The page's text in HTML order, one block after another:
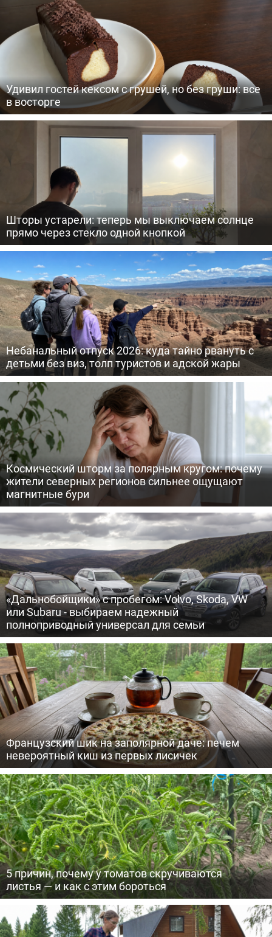
Удивил гостей кексом с грушей, но без груши: все
в восторге
Шторы устарели: теперь мы выключаем солнце
прямо через стекло одной кнопкой
Небанальный отпуск 2026: куда тайно рвануть с
детьми без виз, толп туристов и адской жары
Космический шторм за полярным кругом: почему
жители северных регионов сильнее ощущают
магнитные бури
«Дальнобойщики» с пробегом: Volvo, Skoda, VW
или Subaru - выбираем надежный
полноприводный универсал для семьи
Французский шик на заполярной даче: печем
невероятный киш из первых лисичек
5 причин, почему у томатов скручиваются
листья — и как с этим бороться